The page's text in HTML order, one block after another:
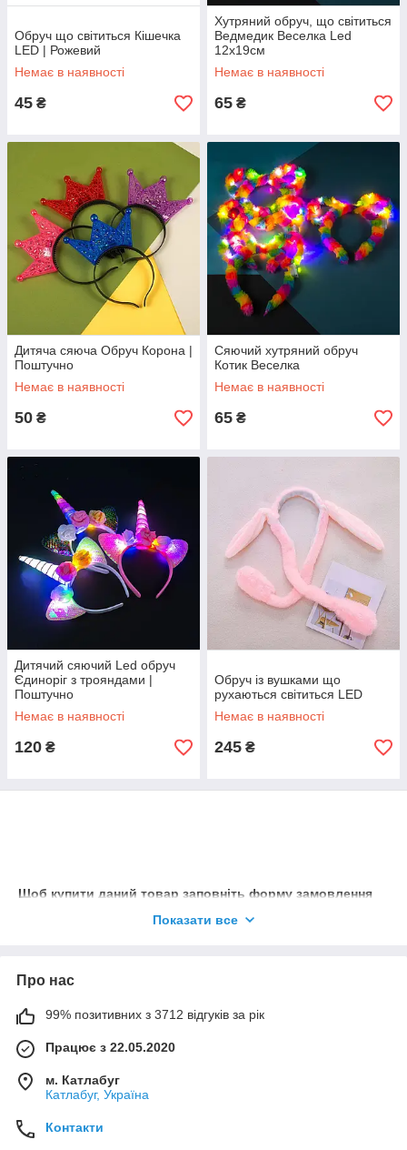
Обруч що світиться Кішечка
LED | Рожевий
Немає в наявності
45 ₴
Хутряний обруч, що світиться
Ведмедик Веселка Led
12x19см
Немає в наявності
65 ₴
Дитяча сяюча Обруч Корона |
Поштучно
Немає в наявності
50 ₴
Сяючий хутряний обруч
Котик Веселка
Немає в наявності
65 ₴
Дитячий сяючий Led обруч
Єдиноріг з трояндами |
Поштучно
Немає в наявності
120 ₴
Обруч із вушками що
рухаються світиться LED
Немає в наявності
245 ₴
Щоб купити даний товар заповніть форму замовлення
WhatsApp / Telegram)
Показати все
Про нас
99% позитивних з 3712 відгуків за рік
Працює з 22.05.2020
м. Катлабуг
Катлабуг, Україна
Контакти